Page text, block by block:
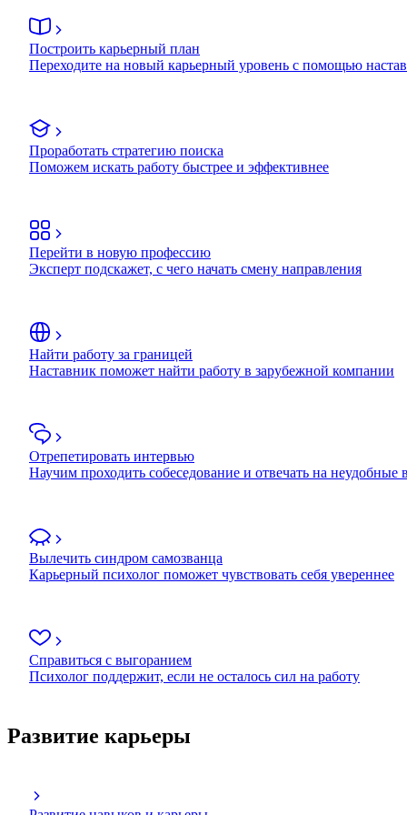
Построить карьерный план
Переходите на новый карьерный уровень с помощью
Проработать стратегию поиска
Поможем искать работу быстрее и эффективнее
Перейти в новую профессию
Эксперт подскажет, с чего начать смену направления
Найти работу за границей
Наставник поможет найти работу в зарубежной компании
Отрепетировать интервью
Научим проходить собеседование и отвечать на неудобные
Вылечить синдром самозванца
Карьерный психолог поможет чувствовать себя увереннее
Справиться с выгоранием
Психолог поддержит, если не осталось сил на работу
Развитие карьеры